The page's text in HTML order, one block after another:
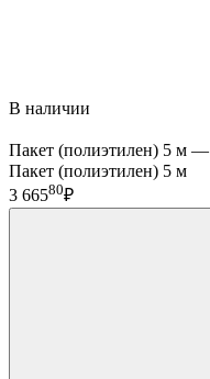
В наличии
Пакет (полиэтилен) 5 м —
Пакет (полиэтилен) 5 м
3 66580₽